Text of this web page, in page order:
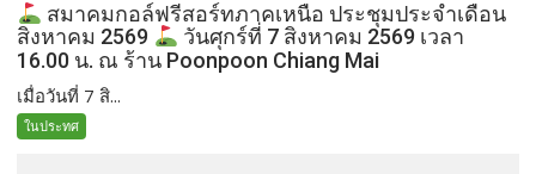
สมาคมกอล์ฟรีสอร์ทภาคเหนือ ประชุมประจำเดือน
สิงหาคม 2569
วันศุกร์ที่ 7 สิงหาคม 2569 เวลา
16.00 น. ณ ร้าน Poonpoon Chiang Mai
เมื่อวันที่ 7 สิ...
ในประทศ